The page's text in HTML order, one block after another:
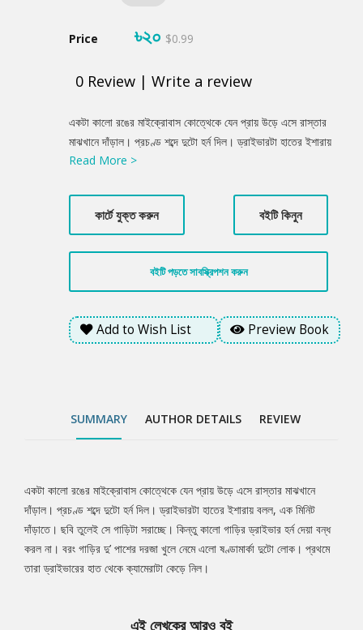
Price ৳২০ $0.99
0 Review | Write a review
Product
Summery
একটা কালো রঙের মাইক্রোবাস কোত্থেকে যেন প্রায় উড়ে এসে রাস্তার
মাঝখানে দাঁড়াল। প্রচণ্ড শব্দে দুটো হর্ন দিল। ড্রাইভারটা হাতের ইশারায়
বলল, এক মিনিট দাঁড়াতে। ছবি তুলেই সে গাড়িটা সরাচ্ছে। কিন্তু কালো
এলো ষণ্ডামার্কা দুটো লোক। প্রথমে তারা ড্রাইভারের হাত থেকে ক্যামেরাটা
কেড়ে নিল।
Read More >
কার্টে যুক্ত করুন বইটি কিনুন
বইটি পড়তে সাবস্ক্রিপশন করুন
Add to Wish List Preview Book
SUMMARY AUTHOR DETAILS REVIEW
Tab
Article
একটা কালো রঙের মাইক্রোবাস কোত্থেকে যেন প্রায় উড়ে এসে রাস্তার মাঝখানে
দাঁড়াল। প্রচণ্ড শব্দে দুটো হর্ন দিল। ড্রাইভারটা হাতের ইশারায় বলল, এক মিনিট
দাঁড়াতে। ছবি তুলেই সে গাড়িটা সরাচ্ছে। কিন্তু কালো গাড়ির ড্রাইভার হর্ন দেয়া বন্ধ
করল না। বরং গাড়ির দু’ পাশের দরজা খুলে নেমে এলো ষণ্ডামার্কা দুটো লোক। প্রথমে
তারা ড্রাইভারের হাত থেকে ক্যামেরাটা কেড়ে নিল।
এই লেখকের আরও বই